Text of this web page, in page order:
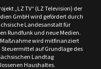
„LZ TV“ (LZ Television) der
GmbH wird gefördert durch
Landesanstalt für
Rundfunk und neue Medien.
Maßnahme wird mitfinanziert
Steuermittel auf Grundlage des
Landtag
Haushaltes.